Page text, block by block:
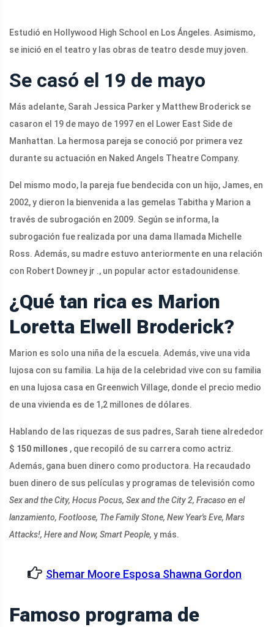
Estudió en Hollywood High School en Los Ángeles. Asimismo,
se inició en el teatro y las obras de teatro desde muy joven.
Se casó el 19 de mayo
Más adelante, Sarah Jessica Parker y Matthew Broderick se
casaron el 19 de mayo de 1997 en el Lower East Side de
Manhattan. La hermosa pareja se conoció por primera vez
durante su actuación en Naked Angels Theatre Company.
Del mismo modo, la pareja fue bendecida con un hijo, James, en
2002, y dieron la bienvenida a las gemelas Tabitha y Marion a
través de subrogación en 2009. Según se informa, la
subrogación fue realizada por una dama llamada Michelle
Ross. Además, su madre estuvo anteriormente en una relación
con Robert Downey jr ., un popular actor estadounidense.
¿Qué tan rica es Marion
Loretta Elwell Broderick?
Marion es solo una niña de la escuela. Además, vive una vida
lujosa con su familia. La hija de la celebridad vive con su familia
en una lujosa casa en Greenwich Village, donde el precio medio
de una vivienda es de 1,2 millones de dólares.
Hablando de las riquezas de sus padres, Sarah tiene alrededor
$ 150 millones , que recopiló de su carrera como actriz.
Además, gana buen dinero como productora. Ha recaudado
buen dinero de sus películas y programas de televisión como
Sex and the City, Hocus Pocus, Sex and the City 2, Fracaso en el
lanzamiento, Footloose, The Family Stone, New Year's Eve, Mars
Attacks!, Here and Now, Smart People, y más.
Shemar Moore Esposa Shawna Gordon
Famoso programa de